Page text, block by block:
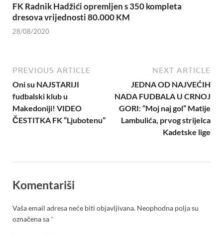
FK Radnik Hadžići opremljen s 350 kompleta
dresova vrijednosti 80.000 KM
28/08/2020
PREVIOUS ARTICLE
Oni su NAJSTARIJI
fudbalski klub u
Makedoniji! VIDEO
ČESTITKA FK “Ljubotenu”
NEXT ARTICLE
JEDNA OD NAJVEĆIH
NADA FUDBALA U CRNOJ
GORI: “Moj naj gol” Matije
Lambulića, prvog strijelca
Kadetske lige
Komentariši
Vaša email adresa neće biti objavljivana. Neophodna polja su
označena sa *